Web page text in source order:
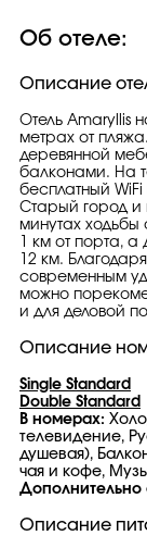
Об отеле:
Описание
Отель Amaryllis
метрах от
деревянной
балконами. На
бесплатный WiFi
Старый город
минутах ходьбы
1 км от порта,
12 км.
современным
можно
и для деловой
Описание
Single Standard
Double Standard
В номерах:
телевидение,
душевая),
чая и кофе,
Дополнительно
Описание